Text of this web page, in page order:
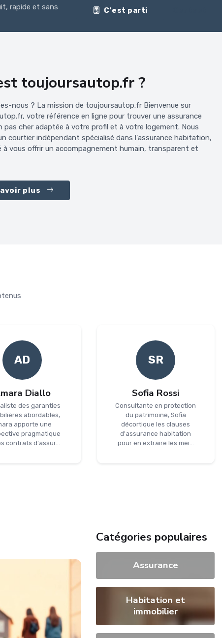
rapide et sans
C'est parti
toujoursautop.fr ?
nous ? La mission de toujoursautop.fr Bienvenue sur
votre référence en ligne pour trouver une assurance
pas cher adaptée à votre profil et à votre logement. Nous
courtier indépendant spécialisé dans l'assurance habitation,
à vous offrir un accompagnement humain, transparent et
plus
AD
Diallo
des garanties
abordables,
apporte une
pragmatique
contrats d'assur...
SR
Sofia Rossi
Consultante en protection
du patrimoine, Sofia
décortique les clauses
d'assurance habitation
pour en extraire les mei...
Catégories populaires
Assurance
Habitation et
immobilier